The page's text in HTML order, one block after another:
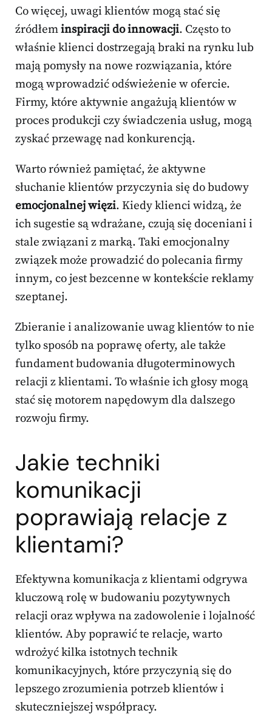
Co więcej, uwagi klientów mogą stać się
źródłeminspiracji do innowacji. Często to
właśnie klienci dostrzegają braki na rynku lub
mają pomysły na nowe rozwiązania, które
mogą wprowadzić odświeżenie w ofercie.
Firmy, które aktywnie angażują klientów w
proces produkcji czy świadczenia usług, mogą
zyskać przewagę nad konkurencją.
Warto również pamiętać, że aktywne
słuchanie klientów przyczynia się do budowy
emocjonalnej więzi. Kiedy klienci widzą, że
ich sugestie są wdrażane, czują się doceniani i
stale związani z marką. Taki emocjonalny
związek może prowadzić do polecania firmy
innym, co jest bezcenne w kontekście reklamy
szeptanej.
Zbieranie i analizowanie uwag klientów to nie
tylko sposób na poprawę oferty, ale także
fundament budowania długoterminowych
relacji z klientami. To właśnie ich głosy mogą
stać się motorem napędowym dla dalszego
rozwoju firmy.
Jakie techniki
komunikacji
poprawiają relacje z
klientami?
Efektywna komunikacja z klientami odgrywa
kluczową rolę w budowaniu pozytywnych
relacji oraz wpływa na zadowolenie i lojalność
klientów. Aby poprawić te relacje, warto
wdrożyć kilka istotnych technik
komunikacyjnych, które przyczynią się do
lepszego zrozumienia potrzeb klientów i
skuteczniejszej współpracy.